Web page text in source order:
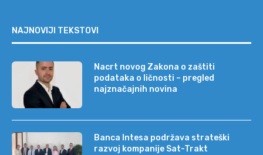
NAJNOVIJI TEKSTOVI
Nacrt novog Zakona o zaštiti
podataka o ličnosti – pregled
najznačajnih novina
Banca Intesa podržava strateški
razvoj kompanije Sat-Trakt